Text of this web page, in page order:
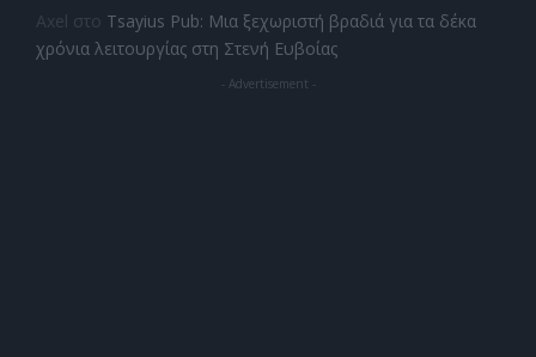
Axel στο Tsayius Pub: Μια ξεχωριστή βραδιά για τα δέκα
χρόνια λειτουργίας στη Στενή Ευβοίας
- Advertisement -